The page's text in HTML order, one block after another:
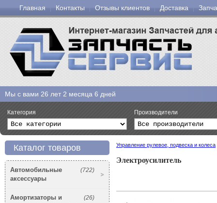
Главная Контакты Отзывы клиентов Доставка
Мы с вами 26 лет 2 месяца 6 дней
Категория Производители
Каталог товаров
(722)
Автомобильные
аксессуары
(26)
Амортизаторы и
Управление рулевое, подвеска и колеса
Электроусилитель